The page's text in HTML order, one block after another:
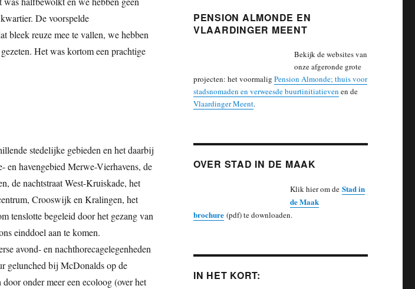
De voorspelde
bleek reuze mee te vallen, we hebben
Het was kortom een prachtige
stedelijke gebieden en het daarbij
en havengebied Merwe-Vierhavens, de
de nachtstraat West-Kruiskade, het
Crooswijk en Kralingen, het
tenslotte begeleid door het gezang van
einddoel aan te komen.
avond- en nachthorecagelegenheden
gelunched bij McDonalds op de
onder meer een ecoloog (over het
PENSION ALMONDE EN
VLAARDINGER MEENT
Bekijk de websites van
onze afgeronde grote
projecten: het voormalig Pension Almonde; thuis voor
stadsnomaden en verweesde buurtinitiatieven en de
Vlaardinger Meent.
OVER STAD IN DE MAAK
Klik hier om de Stad in
de Maak
brochure(pdf) te downloaden.
IN HET KORT: